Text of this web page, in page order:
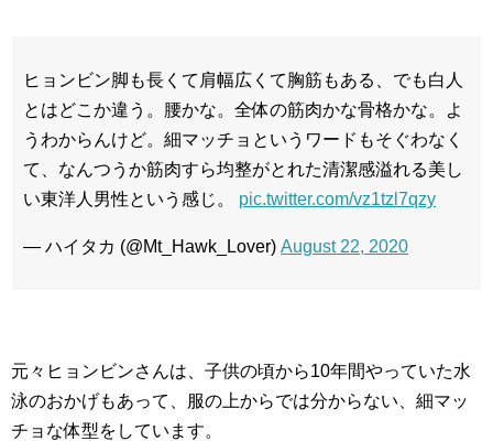
ヒョンビン脚も長くて肩幅広くて胸筋もある、でも白人
とはどこか違う。腰かな。全体の筋肉かな骨格かな。よ
うわからんけど。細マッチョというワードもそぐわなく
て、なんつうか筋肉すら均整がとれた清潔感溢れる美し
い東洋人男性という感じ。 pic.twitter.com/vz1tzl7qzy
— ハイタカ (@Mt_Hawk_Lover) August 22, 2020
元々ヒョンビンさんは、子供の頃から10年間やっていた水
泳のおかげもあって、服の上からでは分からない、細マッ
チョな体型をしています。